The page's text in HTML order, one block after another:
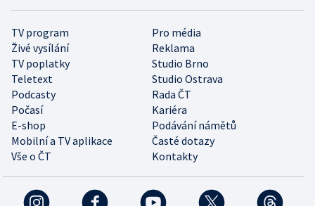
TV program
Pro média
Živé vysílání
Reklama
TV poplatky
Studio Brno
Teletext
Studio Ostrava
Podcasty
Rada ČT
Počasí
Kariéra
E-shop
Podávání námětů
Mobilní a TV aplikace
Časté dotazy
Vše o ČT
Kontakty